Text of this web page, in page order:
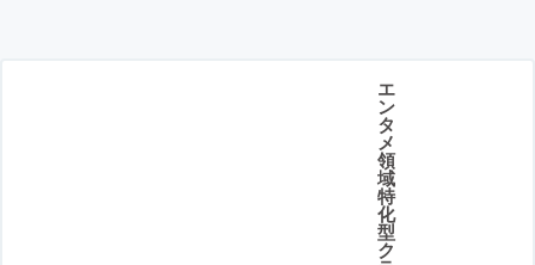
エ
ン
タ
メ
領
域
特
化
型
ク